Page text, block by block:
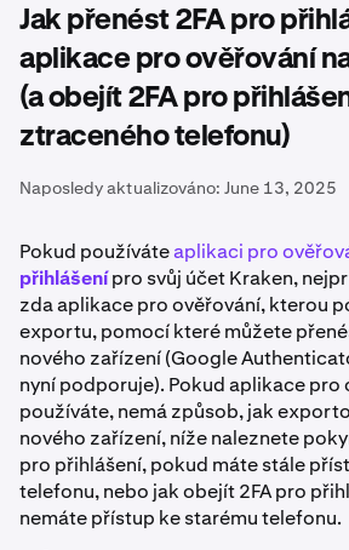
Jak přenést 2FA pro
aplikace pro ověřování
(a obejít 2FA pro
ztraceného telefonu)
Naposledy aktualizováno: June 13, 2025
Pokud používáteaplikaci pro
přihlášenípro svůj účet Kraken,
zda aplikace pro ověřování, kterou
exportu, pomocí které můžete
nového zařízení (Google
nyní podporuje). Pokud aplikace pro
používáte, nemá způsob, jak
nového zařízení, níže naleznete
pro přihlášení, pokud máte stále
telefonu, nebo jak obejít 2FA pro
nemáte přístup ke starému telefonu.